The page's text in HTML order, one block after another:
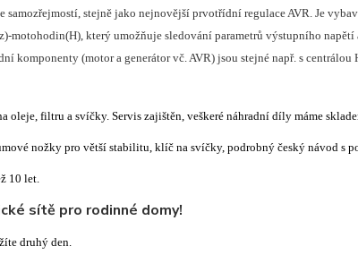
stejně jako nejnovější prvotřídní regulace AVR. Je
motohodin(H), který umožňuje sledování parametrů výstupního napětí
komponenty (motor a generátor vč. AVR) jsou stejné např. s centrálou
filtru a svíčky. Servis zajištěn, veškeré náhradní díly máme
nožky pro větší stabilitu, klíč na svíčky, podrobný český návod s
10 let.
sítě pro rodinné domy!
druhý den.